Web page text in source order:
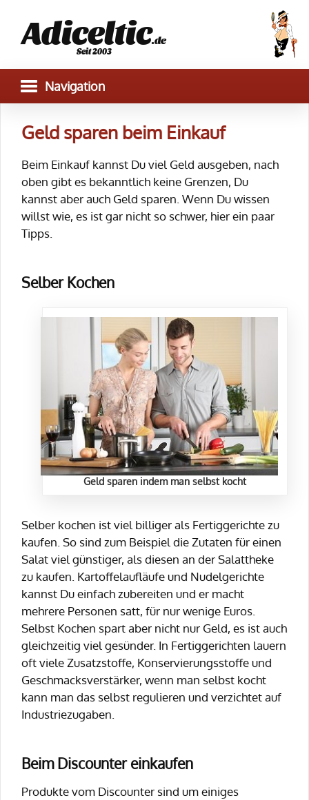
Adiceltic.de
Seit 2003
Geld sparen beim Einkauf
Beim Einkauf kannst Du viel Geld ausgeben, nach
oben gibt es bekanntlich keine Grenzen, Du
kannst aber auch Geld sparen. Wenn Du wissen
willst wie, es ist gar nicht so schwer, hier ein paar
Tipps.
Selber Kochen
Geld sparen indem man selbst kocht
Selber kochen ist viel billiger als Fertiggerichte zu
kaufen. So sind zum Beispiel die Zutaten für einen
Salat viel günstiger, als diesen an der Salattheke
zu kaufen. Kartoffelaufläufe und Nudelgerichte
kannst Du einfach zubereiten und er macht
mehrere Personen satt, für nur wenige Euros.
Selbst Kochen spart aber nicht nur Geld, es ist auch
gleichzeitig viel gesünder. In Fertiggerichten lauern
oft viele Zusatzstoffe, Konservierungsstoffe und
Geschmacksverstärker, wenn man selbst kocht
kann man das selbst regulieren und verzichtet auf
Industriezugaben.
Beim Discounter einkaufen
Produkte vom Discounter sind um einiges